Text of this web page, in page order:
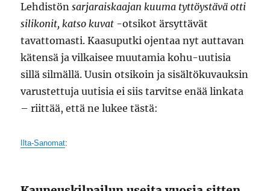
Lehdistönsarjaraiskaajan kuuma tyttöystävä otti
silikonit, katso kuvat -otsikot ärsyttävät
tavattomasti. Kaasuputki ojentaa nyt auttavan
kätensä ja vilkaisee muutamia kohu-uutisia
sillä silmällä. Uusin otsikoin ja sisältökuvauksin
varustettuja uutisia ei siis tarvitse enää linkata
– riittää, että ne lukee tästä:
Ilta-Sanomat: